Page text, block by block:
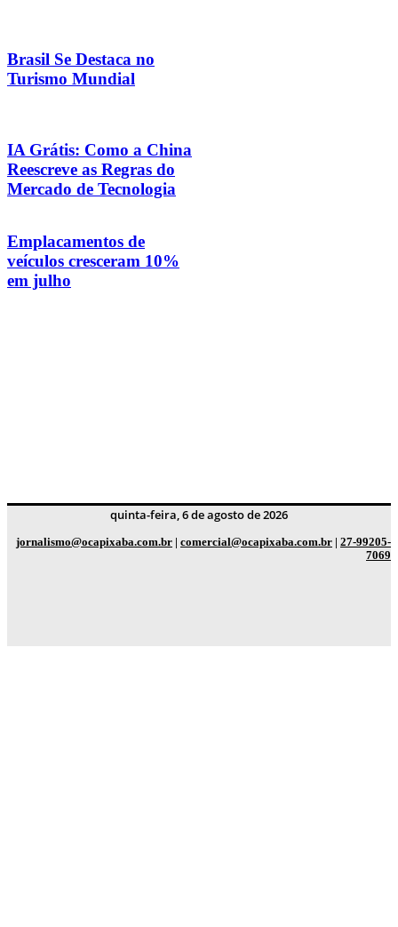
Brasil Se Destaca no
Turismo Mundial
IA Grátis: Como a China
Reescreve as Regras do
Mercado de Tecnologia
Emplacamentos de
veículos cresceram 10%
em julho
quinta-feira, 6 de agosto de 2026
jornalismo@ocapixaba.com.br | comercial@ocapixaba.com.br | 27-99205-
7069